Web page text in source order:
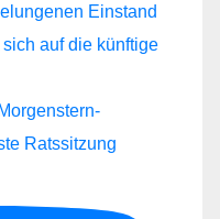
Ratssitzung